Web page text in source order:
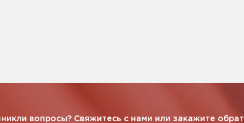
вопросы? Свяжитесь с нами или закажите